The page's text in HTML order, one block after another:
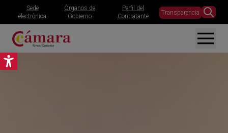
Abrir barra de herramientas
Sede
electrónica
Órganos de
Gobierno
Perfil del
Contratante
Transparencia